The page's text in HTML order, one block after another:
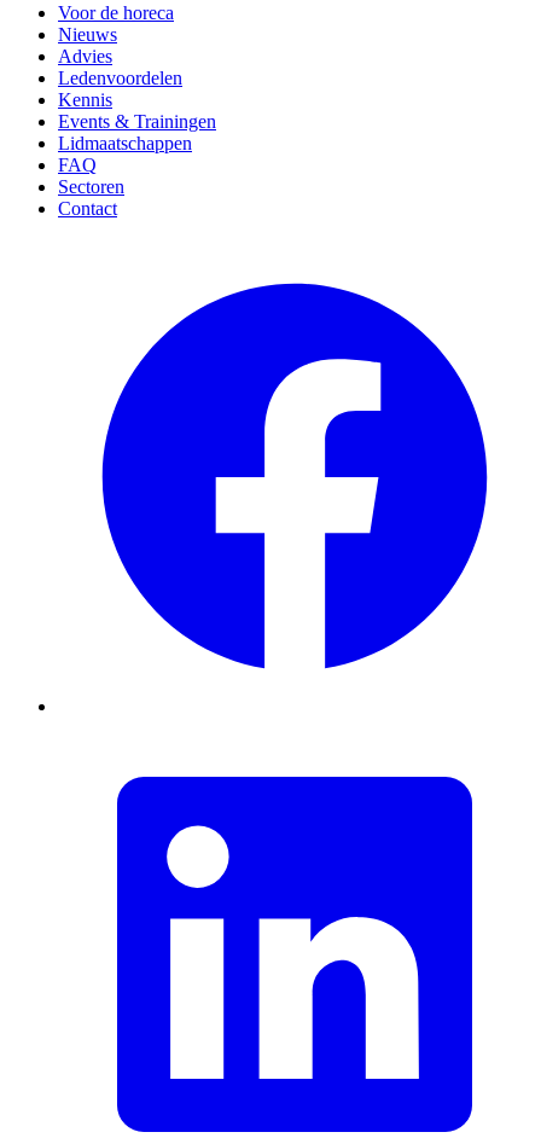
Voor de horeca
Nieuws
Advies
Ledenvoordelen
Kennis
Events & Trainingen
Lidmaatschappen
FAQ
Sectoren
Contact